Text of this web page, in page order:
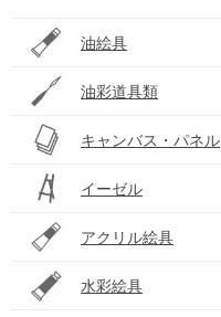
油絵具
油彩道具類
キャンバス・パネル
イーゼル
アクリル絵具
水彩絵具